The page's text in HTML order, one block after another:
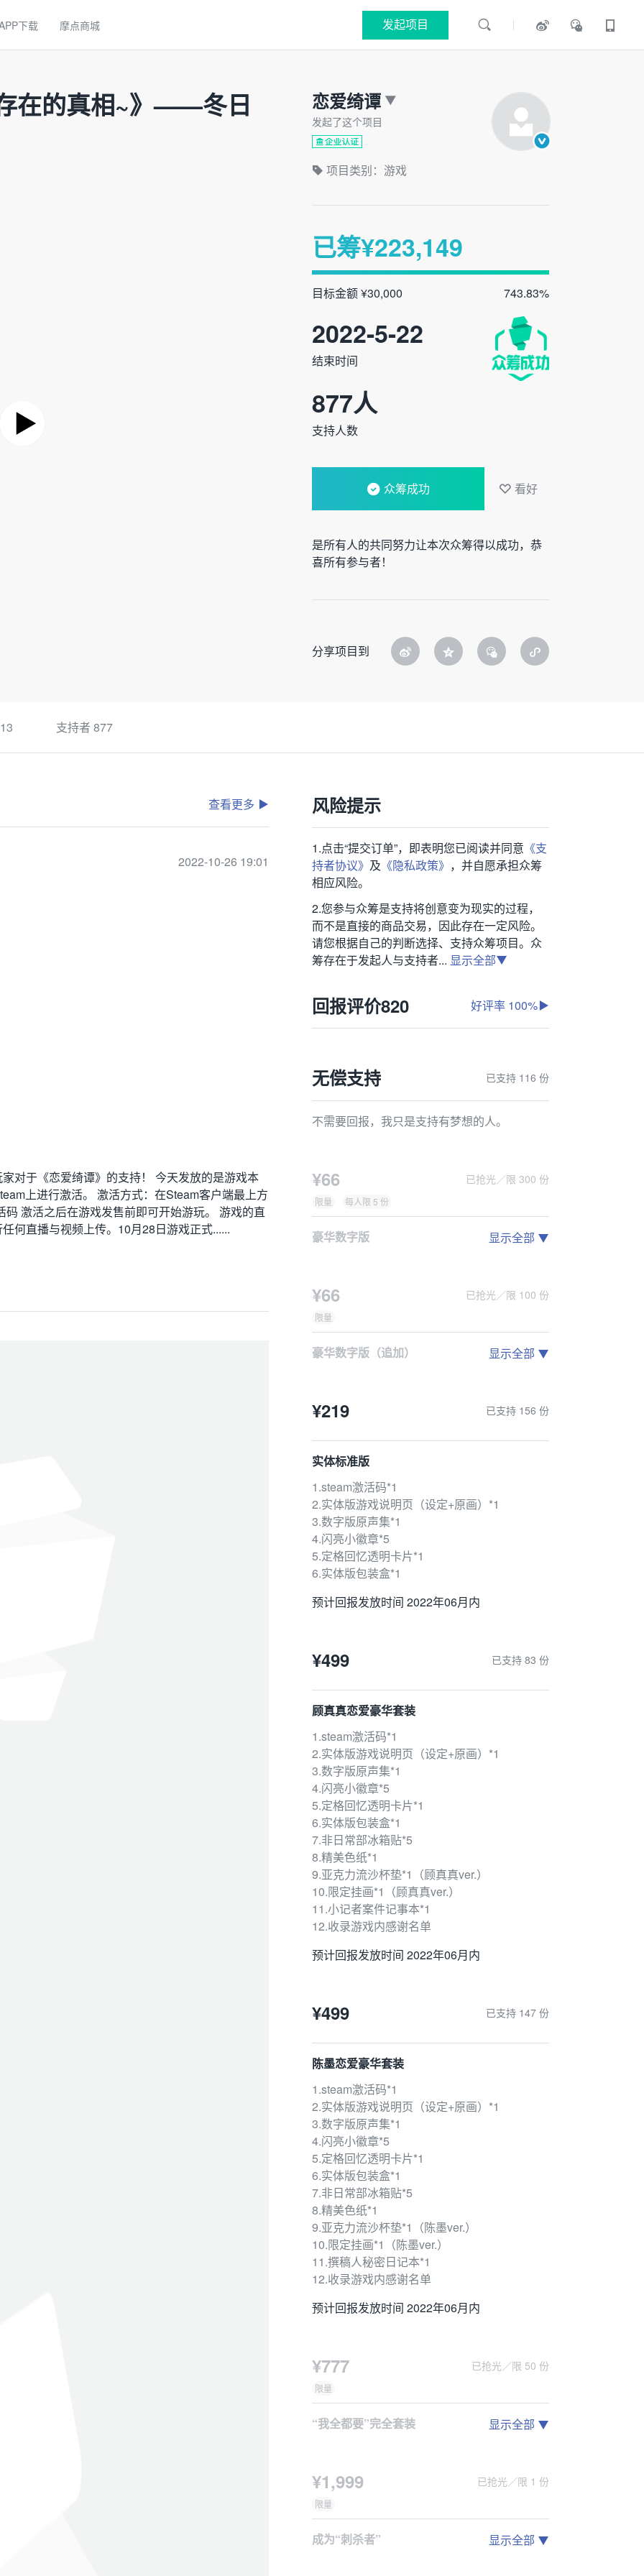
下载 摩点商城 发起项目
在的真相~》——冬日 恋爱绮谭
发起了这个项目
项目类别：游戏
已筹¥223,149
目标金额 ¥30,000 743.83%
2022-5-22
结束时间
877人
支持人数
众筹成功 看好
是所有人的共同努力让本次众筹得以成功，恭
喜所有参与者！
分享项目到
13 支持者 877
风险提示
1.点击“提交订单”，即表明您已阅读并同意 《支
持者协议》 及 《隐私政策》 ，并自愿承担众筹
相应风险。
2.您参与众筹是支持将创意变为现实的过程，
而不是直接的商品交易，因此存在一定风险。
请您根据自己的判断选择、支持众筹项目。众
筹存在于发起人与支持者... 显示全部
回报评价820 好评率 100%
无偿支持 已支持 116 份
不需要回报，我只是支持有梦想的人。
¥66 已抢光／限 300 份
限量 每人限 5 份
豪华数字版
3.数字版原声集*1
预计回报发放时间 2022年06月内
显示全部
¥66 已抢光／限 100 份
限量
豪华数字版（追加）
3.数字版原声集*1
预计回报发放时间 2022年06月内
显示全部
¥219 已支持 156 份
实体标准版
1.steam激活码*1
2.实体版游戏说明页（设定+原画）*1
3.数字版原声集*1
4.闪亮小徽章*5
5.定格回忆透明卡片*1
6.实体版包装盒*1
预计回报发放时间 2022年06月内
¥499 已支持 83 份
顾真真恋爱豪华套装
1.steam激活码*1
2.实体版游戏说明页（设定+原画）*1
3.数字版原声集*1
4.闪亮小徽章*5
5.定格回忆透明卡片*1
6.实体版包装盒*1
7.非日常部冰箱贴*5
8.精美色纸*1
9.亚克力流沙杯垫*1（顾真真ver.）
10.限定挂画*1（顾真真ver.）
11.小记者案件记事本*1
12.收录游戏内感谢名单
预计回报发放时间 2022年06月内
¥499 已支持 147 份
陈墨恋爱豪华套装
1.steam激活码*1
2.实体版游戏说明页（设定+原画）*1
3.数字版原声集*1
4.闪亮小徽章*5
5.定格回忆透明卡片*1
6.实体版包装盒*1
7.非日常部冰箱贴*5
8.精美色纸*1
9.亚克力流沙杯垫*1（陈墨ver.）
10.限定挂画*1（陈墨ver.）
11.撰稿人秘密日记本*1
12.收录游戏内感谢名单
预计回报发放时间 2022年06月内
¥777 已抢光／限 50 份
限量
“我全都要”完全套装
3.数字版原声集*1
4.闪亮小徽章*5
5.定格回忆透明卡片*1
6.实体版包装盒*1
显示全部
¥1,999 已抢光／限 1 份
限量
成为“刺杀者”
显示全部
查看更多
2022-10-26 19:01
对于《恋爱绮谭》的支持！ 今天发放的是游戏本
上进行激活。 激活方式：在Steam客户端最上方
激活之后在游戏发售前即可开始游玩。 游戏的直
何直播与视频上传。10月28日游戏正式......